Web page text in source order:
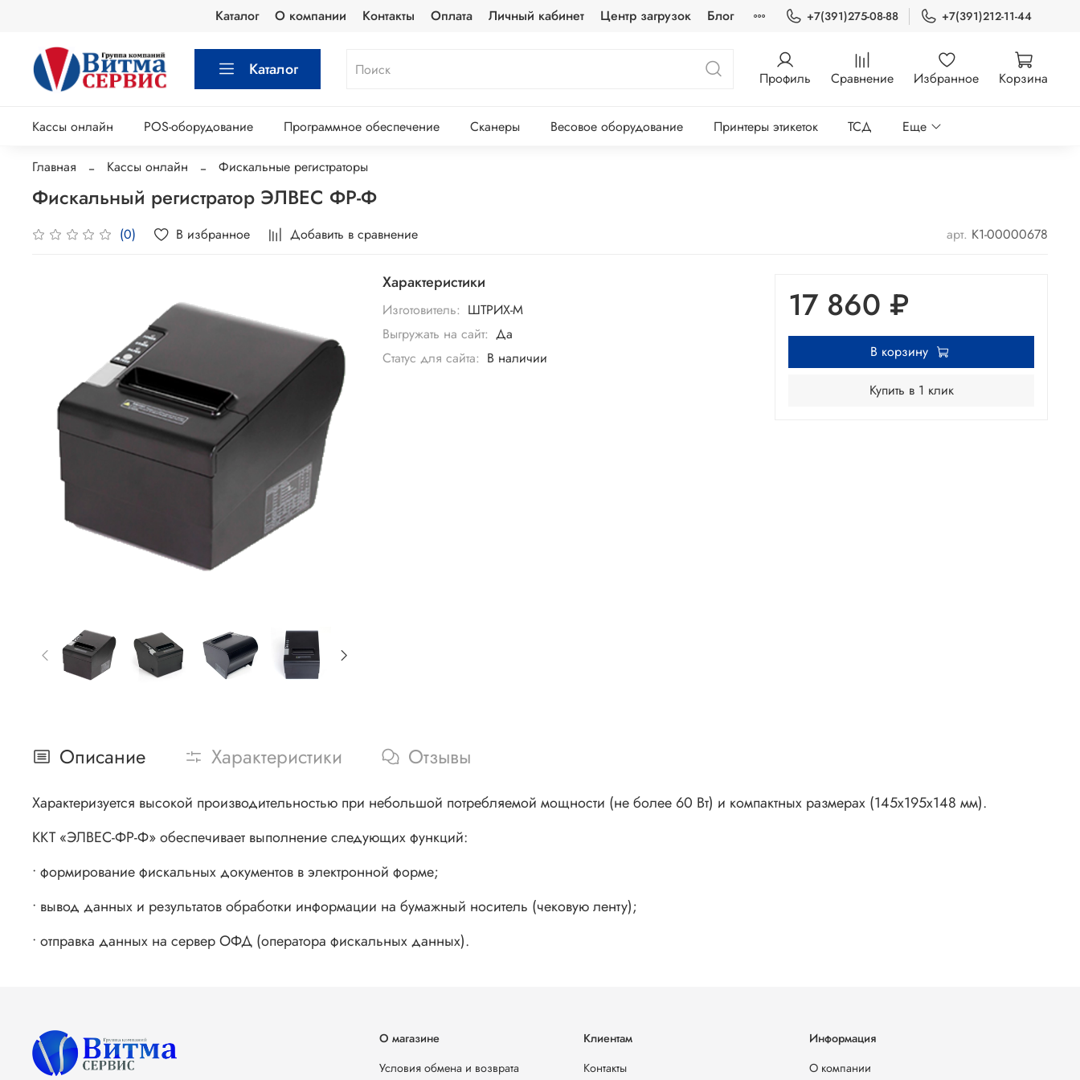
Каталог О компании Контакты Оплата Личный кабинет Центр загрузок Блог +7(391)275-08-88 +7(391)212-11-44
Каталог Профиль Сравнение Избранное Корзина
Кассы онлайн POS-оборудование Программное обеспечение Сканеры Весовое оборудование Принтеры этикеток ТСД Еще
Главная Кассы онлайн Фискальные регистраторы
Фискальный регистратор ЭЛВЕС ФР-Ф
(0) В избранное Добавить в сравнение арт. K1-00000678
Характеристики
Изготовитель: ШТРИХ-М
Выгружать на сайт: Да
Статус для сайта: В наличии
17 860 ₽
В корзину
Купить в 1 клик
Описание Характеристики Отзывы
Характеризуется высокой производительностью при небольшой потребляемой мощности (не более 60 Вт) и компактных размерах (145х195х148 мм).
ККТ «ЭЛВЕС-ФР-Ф» обеспечивает выполнение следующих функций:
• формирование фискальных документов в электронной форме;
• вывод данных и результатов обработки информации на бумажный носитель (чековую ленту);
• отправка данных на сервер ОФД (оператора фискальных данных).
О магазине
Условия обмена и возврата
Клиентам
Контакты
Информация
О компании